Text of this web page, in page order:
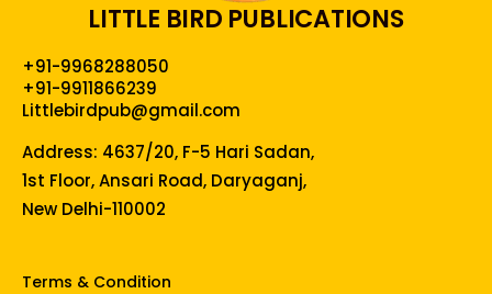
LITTLE BIRD PUBLICATIONS
+91-9968288050
+91-9911866239
Littlebirdpub@gmail.com
Address: 4637/20, F-5 Hari Sadan,
1st Floor, Ansari Road, Daryaganj,
New Delhi-110002
Terms & Condition